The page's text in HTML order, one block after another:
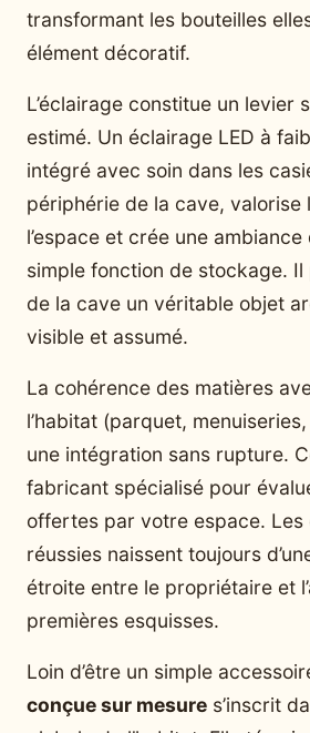
transformant les bouteilles
élément décoratif.
L’éclairage constitue un levier
estimé. Un éclairage LED à
intégré avec soin dans les
périphérie de la cave, valorise
l’espace et crée une
simple fonction de stockage.
de la cave un véritable objet
visible et assumé.
La cohérence des matières
l’habitat (parquet,
une intégration sans rupture.
fabricant spécialisé pour
offertes par votre espace. Les
réussies naissent toujours
étroite entre le propriétaire et
premières esquisses.
Loin d’être un simple
conçue sur mesure s’inscrit